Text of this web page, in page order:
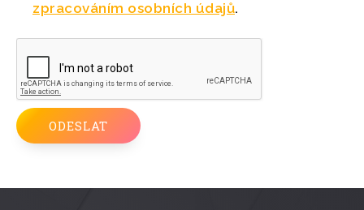
zpracováním osobních údajů.